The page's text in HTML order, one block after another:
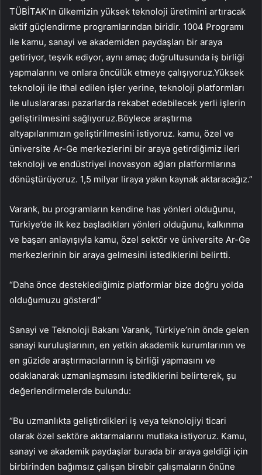
TÜBİTAK’ın ülkemizin yüksek teknoloji üretimini artıracak
aktif güçlendirme programlarından biridir. 1004 Programı
ile kamu, sanayi ve akademiden paydaşları bir araya
getiriyor, teşvik ediyor, aynı amaç doğrultusunda iş birliği
yapmalarını ve onlara öncülük etmeye çalışıyoruz.Yüksek
teknoloji ile ithal edilen işler yerine, teknoloji platformları
ile uluslararası pazarlarda rekabet edebilecek yerli işlerin
geliştirilmesini sağlıyoruz.Böylece araştırma
altyapılarımızın geliştirilmesini istiyoruz. kamu, özel ve
üniversite Ar-Ge merkezlerini bir araya getirdiğimiz ileri
teknoloji ve endüstriyel inovasyon ağları platformlarına
dönüştürüyoruz. 1,5 milyar liraya yakın kaynak aktaracağız.”
Varank, bu programların kendine has yönleri olduğunu,
Türkiye’de ilk kez başladıkları yönleri olduğunu, kalkınma
ve başarı anlayışıyla kamu, özel sektör ve üniversite Ar-Ge
merkezlerinin bir araya gelmesini istediklerini belirtti.
“Daha önce desteklediğimiz platformlar bize doğru yolda
olduğumuzu gösterdi”
Sanayi ve Teknoloji Bakanı Varank, Türkiye’nin önde gelen
sanayi kuruluşlarının, en yetkin akademik kurumlarının ve
en güzide araştırmacılarının iş birliği yapmasını ve
odaklanarak uzmanlaşmasını istediklerini belirterek, şu
değerlendirmelerde bulundu:
“Bu uzmanlıkta geliştirdikleri iş veya teknolojiyi ticari
olarak özel sektöre aktarmalarını mutlaka istiyoruz. Kamu,
sanayi ve akademik paydaşlar burada bir araya geldiği için
birbirinden bağımsız çalışan birebir çalışmaların önüne